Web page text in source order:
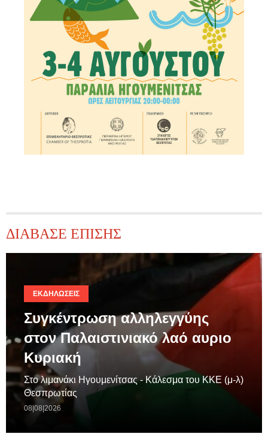
ΔΙΑΒΑΣΕ ΕΠΙΣΗΣ
ΕΚΔΗΛΏΣΕΙΣ
Συγκέντρωση αλληλεγγύης
στον Παλαιστινιακό λαό αυριο
Κυριακή
Στο λιμανάκι Ηγουμενίτσας - Κάλεσμα του ΚΚΕ (μ-λ)
Θεσπρωτίας
08|08|2026